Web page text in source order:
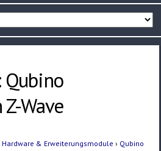
Wave
Hardware & Erweiterungsmodule › Qubino